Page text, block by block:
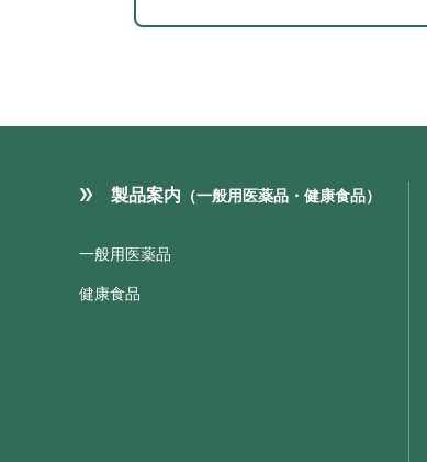
製品案内 （一般用医薬品・健康食品）
一般用医薬品
健康食品